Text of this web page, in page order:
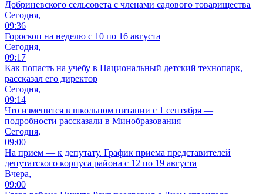
Добриневского сельсовета с членами садового товарищества
Сегодня,
09:36
Гороскоп на неделю с 10 по 16 августа
Сегодня,
09:17
Как попасть на учебу в Национальный детский технопарк,
рассказал его директор
Сегодня,
09:14
Что изменится в школьном питании с 1 сентября —
подробности рассказали в Минобразования
Сегодня,
09:00
На прием — к депутату. График приема представителей
депутатского корпуса района с 12 по 19 августа
Вчера,
09:00